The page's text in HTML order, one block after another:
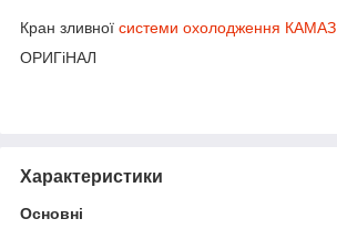
Кран зливної системи охолодження КАМАЗ
ОРИГіНАЛ
Характеристики
Основні